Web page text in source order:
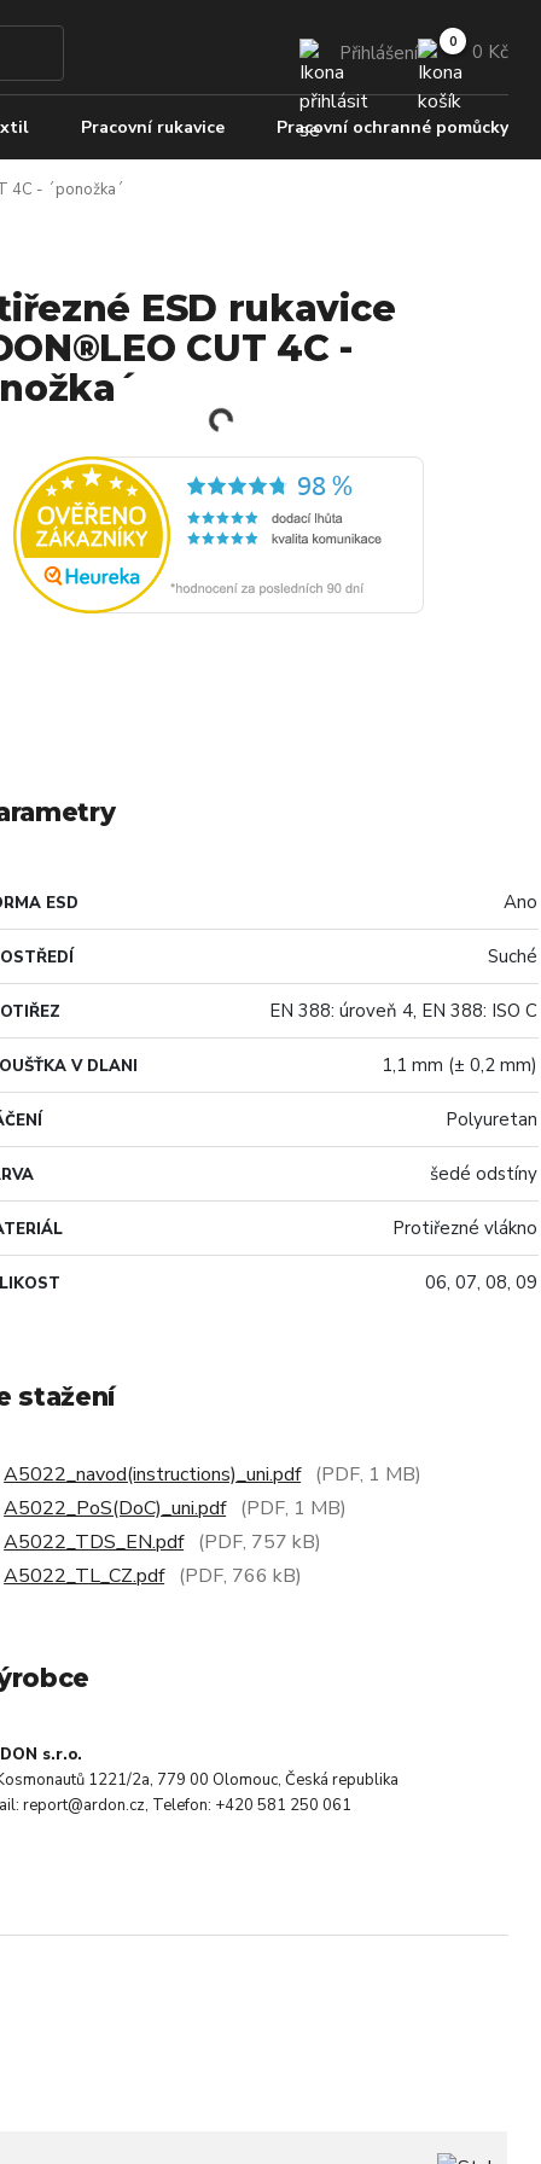
Přihlášení 0 Kč
Pracovní rukavice Pracovní ochranné pomůcky
4C - ´ponožka´
ESD rukavice
CUT 4C -
ESD Ano
Suché
EN 388: úroveň 4, EN 388: ISO C
V DLANI 1,1 mm (± 0,2 mm)
Polyuretan
šedé odstíny
Protiřezné vlákno
06, 07, 08, 09
stažení
A5022_navod(instructions)_uni.pdf (PDF, 1 MB)
A5022_PoS(DoC)_uni.pdf (PDF, 1 MB)
A5022_TDS_EN.pdf (PDF, 757 kB)
A5022_TL_CZ.pdf (PDF, 766 kB)
s.r.o.
1221/2a, 779 00 Olomouc, Česká republika
report@ardon.cz, Telefon: +420 581 250 061